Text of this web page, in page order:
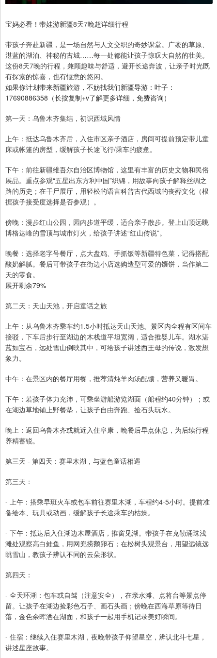
宝妈必看！带娃游新疆8天7晚超详细行程
带孩子奔赴新疆，是一场自然与人文交织的奇妙课堂。广袤的草原、
湛蓝的湖泊、神秘的古城……每一处都能让孩子惊叹大自然的壮美。
这份8天7晚的行程，兼顾趣味与舒适，避开长途奔波，让亲子时光既
有探索的惊喜，也有惬意的悠闲。
如果你计划带来新疆旅游，不妨找我们新疆导游：叶子：
17690886358（长按复制+v了解更多详细，免费咨询）
第一天：乌鲁木齐集结，初识西域风情
上午：抵达乌鲁木齐后，入住市区亲子酒店，房间可提前预定带儿童
床或帐篷的房型，缓解孩子长途飞行/乘车的疲惫。
下午：前往新疆维吾尔自治区博物馆，这里有丰富的历史文物和民俗
展品。重点参观“五星出东方利中国”织锦，用故事向孩子解释丝绸之
路的历史；在干尸展厅，用轻松的语言科普古代西域的丧葬文化（根
据孩子接受度选择是否参观）。
傍晚：漫步红山公园，园内步道平缓，适合亲子散步。登上山顶远眺
博格达峰的雪顶与城市灯火，给孩子讲述“红山传说”。
晚餐：选择老字号餐厅，点大盘鸡、手抓饭等新疆特色菜，记得搭配
酸奶解腻。餐后可带孩子在街边小店选购造型可爱的馕饼，当作第二
天的零食。
展开剩余79%
第二天：天山天池，开启童话之旅
上午：从乌鲁木齐乘车约1.5小时抵达天山天池。景区内全程有区间车
接驳，下车后步行至湖边的木栈道平坦宽阔，适合推婴儿车。湖水湛
蓝如宝石，远处雪山倒映其中，可给孩子讲述西王母的传说，激发想
象力。
中午：在景区内的餐厅用餐，推荐清炖羊肉汤配馕，营养又暖胃。
下午：若孩子体力充沛，可乘坐游船游览湖面（船程约40分钟）；或
在湖边草地铺上野餐垫，让孩子自由奔跑、捡石头玩水。
晚上：返回乌鲁木齐或就近入住阜康，晚餐后早点休息，为后续行程
养精蓄锐。
第三天 - 第四天：赛里木湖，与蓝色童话相遇
第三天：
- 上午：搭乘早班火车或包车前往赛里木湖，车程约4-5小时。提前准
备绘本、玩具或动画，缓解孩子长途乘车的枯燥。
- 下午：抵达后入住湖边木屋酒店，推窗见湖。带孩子在克勒涌珠浅
滩处观察高白鲑鱼，用网兜捞鹅卵石；在松树头观景台，用望远镜远
眺雪山，教孩子辨认不同的云朵形状。
第四天：
- 全天环湖：包车或自驾（注意安全），在亲水滩、点将台等景点停
留。让孩子在湖边捡彩色石子、画石头画；傍晚在西海草原等待日
落，金色余晖洒在湖面，和孩子一起用手机记录美好瞬间。
- 住宿：继续入住赛里木湖，夜晚带孩子仰望星空，辨认北斗七星，
讲述星座故事。